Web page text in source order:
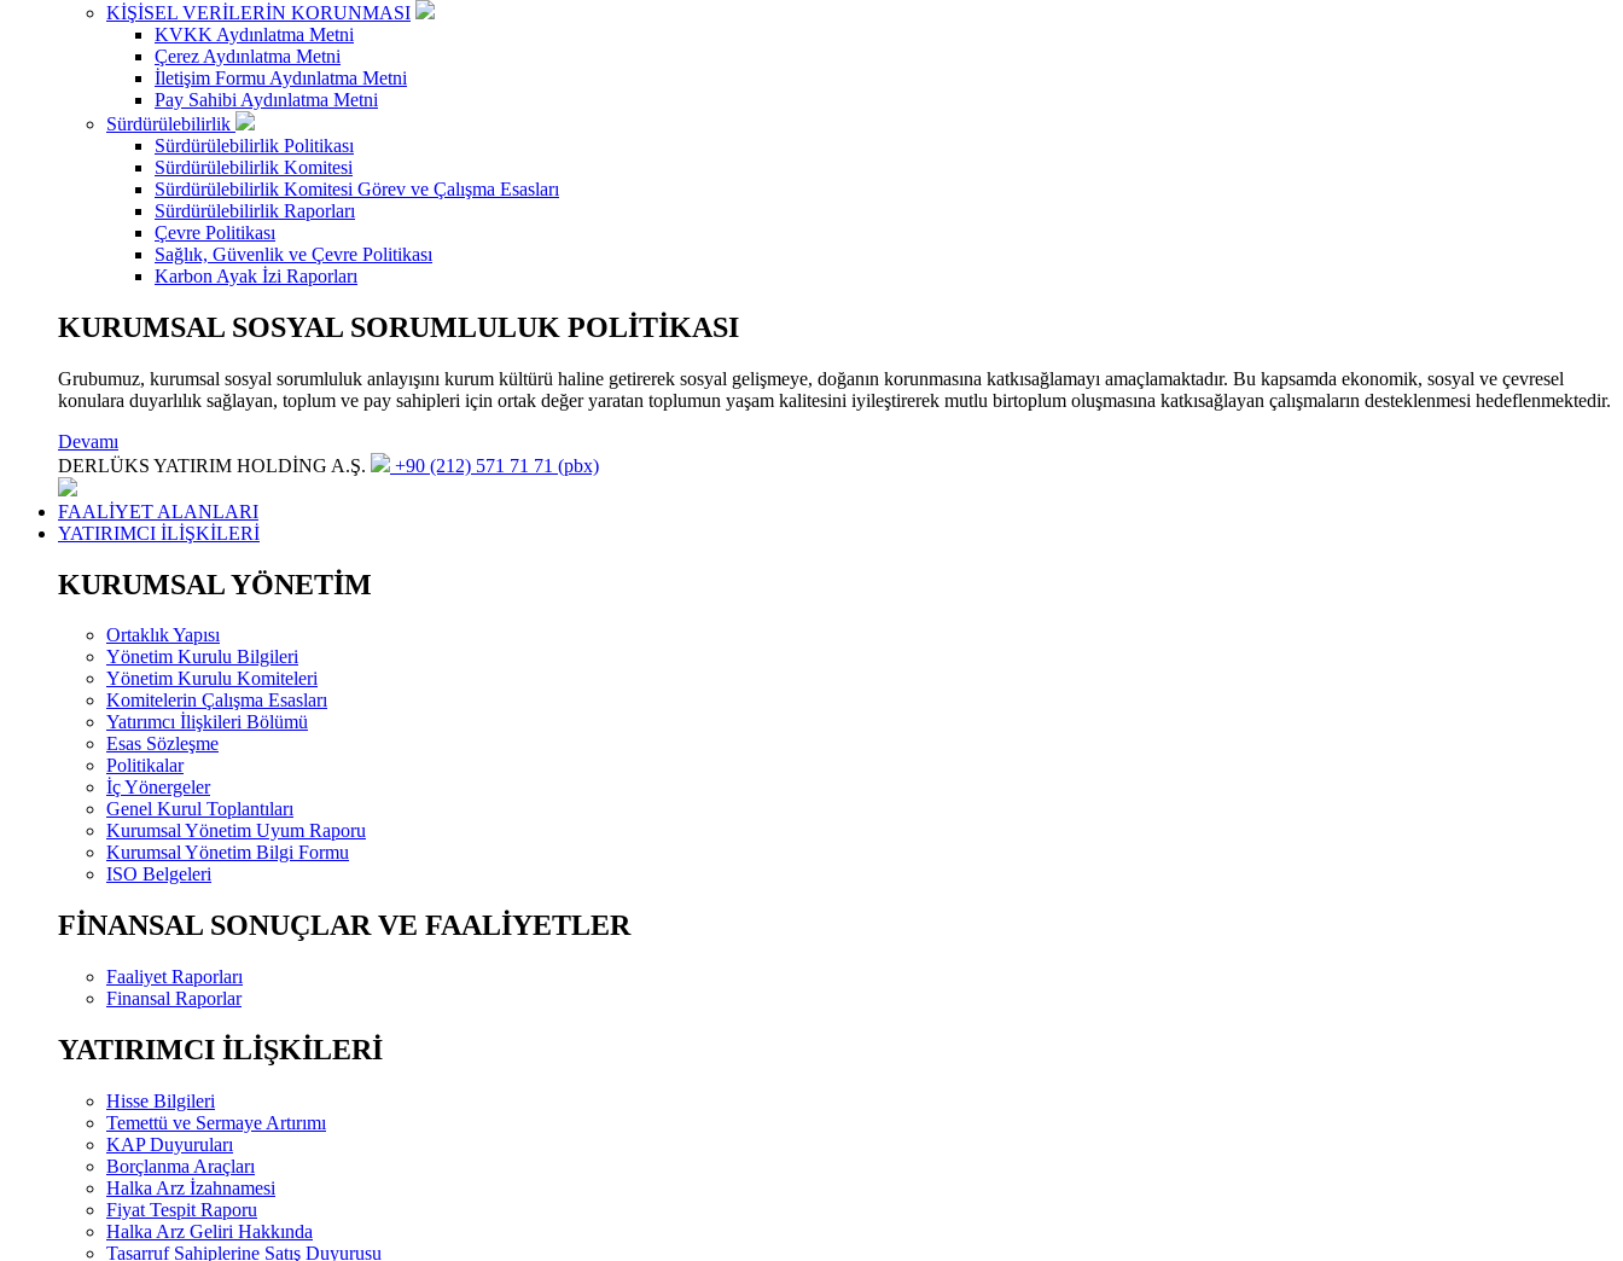
KİŞİSEL VERİLERİN KORUNMASI
KVKK Aydınlatma Metni
Çerez Aydınlatma Metni
İletişim Formu Aydınlatma Metni
Pay Sahibi Aydınlatma Metni
Sürdürülebilirlik
Sürdürülebilirlik Politikası
Sürdürülebilirlik Komitesi
Sürdürülebilirlik Komitesi Görev ve Çalışma Esasları
Sürdürülebilirlik Raporları
Çevre Politikası
Sağlık, Güvenlik ve Çevre Politikası
Karbon Ayak İzi Raporları
KURUMSAL SOSYAL SORUMLULUK POLİTİKASI
Grubumuz, kurumsal sosyal sorumluluk anlayışını kurum kültürü haline getirerek sosyal gelişmeye, doğanın korunmasına katkısağlamayı amaçlamaktadır. Bu kapsamda ekonomik, sosyal ve çevresel
konulara duyarlılık sağlayan, toplum ve pay sahipleri için ortak değer yaratan toplumun yaşam kalitesini iyileştirerek mutlu birtoplum oluşmasına katkısağlayan çalışmaların desteklenmesi hedeflenmektedir.
Devamı
DERLÜKS YATIRIM HOLDİNG A.Ş.
+90 (212) 571 71 71 (pbx)
FAALİYET ALANLARI
YATIRIMCI İLİŞKİLERİ
KURUMSAL YÖNETİM
Ortaklık Yapısı
Yönetim Kurulu Bilgileri
Yönetim Kurulu Komiteleri
Komitelerin Çalışma Esasları
Yatırımcı İlişkileri Bölümü
Esas Sözleşme
Politikalar
İç Yönergeler
Genel Kurul Toplantıları
Kurumsal Yönetim Uyum Raporu
Kurumsal Yönetim Bilgi Formu
ISO Belgeleri
FİNANSAL SONUÇLAR VE FAALİYETLER
Faaliyet Raporları
Finansal Raporlar
YATIRIMCI İLİŞKİLERİ
Hisse Bilgileri
Temettü ve Sermaye Artırımı
KAP Duyuruları
Borçlanma Araçları
Halka Arz İzahnamesi
Fiyat Tespit Raporu
Halka Arz Geliri Hakkında
Tasarruf Sahiplerine Satış Duyurusu